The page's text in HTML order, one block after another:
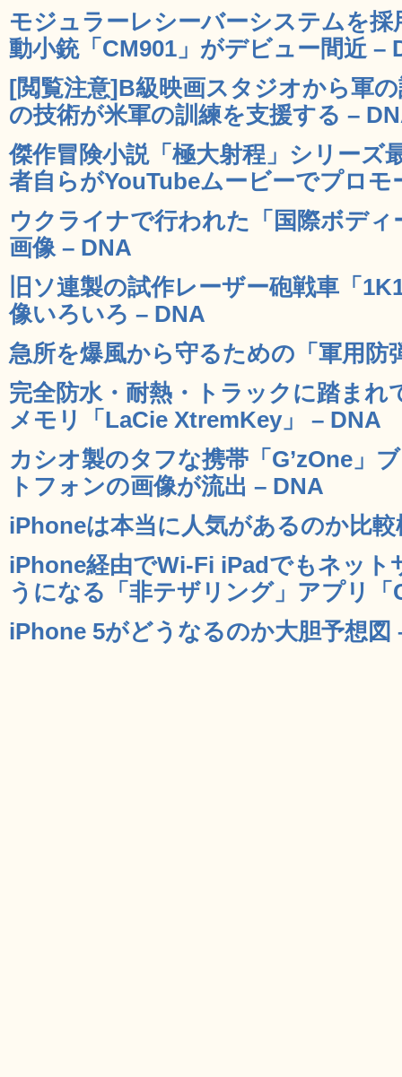
モジュラーレシーバーシステムを
動小銃「CM901」がデビュー間近 –
[閲覧注意]B級映画スタジオから軍
の技術が米軍の訓練を支援する –
傑作冒険小説「極大射程」シリーズ
者自らがYouTubeムービーでプロモ
ウクライナで行われた「国際ボデ
画像 – DNA
旧ソ連製の試作レーザー砲戦車「
像いろいろ – DNA
急所を爆風から守るための「軍用防
完全防水・耐熱・トラックに踏まれ
メモリ「LaCie XtremKey」 – DNA
カシオ製のタフな携帯「G’zOne」
トフォンの画像が流出 – DNA
iPhoneは本当に人気があるのか比
iPhone経由でWi-Fi iPadでもネット
うになる「非テザリング」アプリ
iPhone 5がどうなるのか大胆予想図